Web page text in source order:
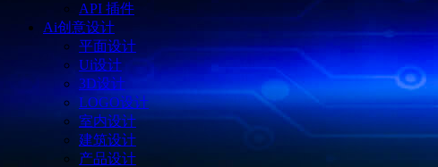
API 插件
Ai创意设计
平面设计
Ui设计
3D设计
LOGO设计
室内设计
建筑设计
产品设计